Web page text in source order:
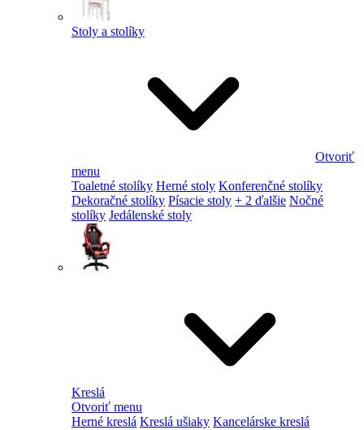
Stoly a stolíky
Otvoriť
menu
Toaletné stolíky Herné stoly Konferenčné stolíky
Dekoračné stolíky Písacie stoly + 2 ďalšie Nočné
stolíky Jedálenské stoly
Kreslá
Otvoriť menu
Herné kreslá Kreslá ušiaky Kancelárske kreslá